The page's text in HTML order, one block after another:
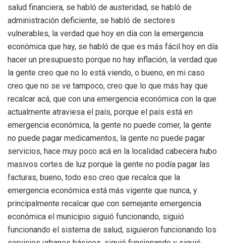
salud financiera, se habló de austeridad, se habló de
administración deficiente, se habló de sectores
vulnerables, la verdad que hoy en día con la emergencia
económica que hay, se habló de que es más fácil hoy en día
hacer un presupuesto porque no hay inflación, la verdad que
la gente creo que no lo está viendo, o bueno, en mi caso
creo que no se ve tampoco, creo que lo que más hay que
recalcar acá, que con una emergencia económica con la que
actualmente atraviesa el país, porque el país está en
emergencia económica, la gente no puede comer, la gente
no puede pagar medicamentos, la gente no puede pagar
servicios, hace muy poco acá en la localidad cabecera hubo
masivos cortes de luz porque la gente no podía pagar las
facturas, bueno, todo eso creo que recalca que la
emergencia económica está más vigente que nunca, y
principalmente recalcar que con semejante emergencia
económica el municipio siguió funcionando, siguió
funcionando el sistema de salud, siguieron funcionando los